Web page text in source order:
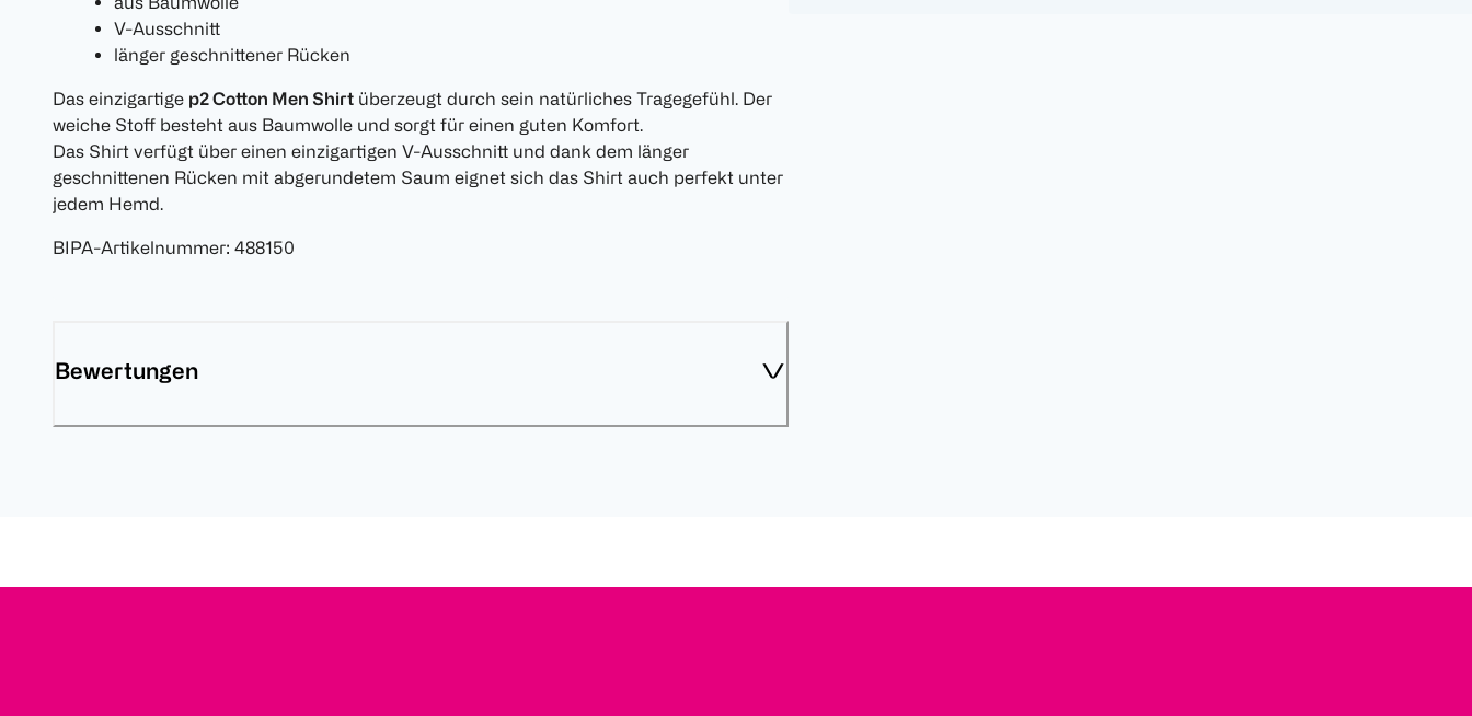
V-Ausschnitt
länger geschnittener Rücken
Das einzigartige p2 Cotton Men Shirt überzeugt durch sein natürliches Tragegefühl. Der
weiche Stoff besteht aus Baumwolle und sorgt für einen guten Komfort.
Das Shirt verfügt über einen einzigartigen V-Ausschnitt und dank dem länger
geschnittenen Rücken mit abgerundetem Saum eignet sich das Shirt auch perfekt unter
jedem Hemd.
BIPA-Artikelnummer: 488150
Bewertungen